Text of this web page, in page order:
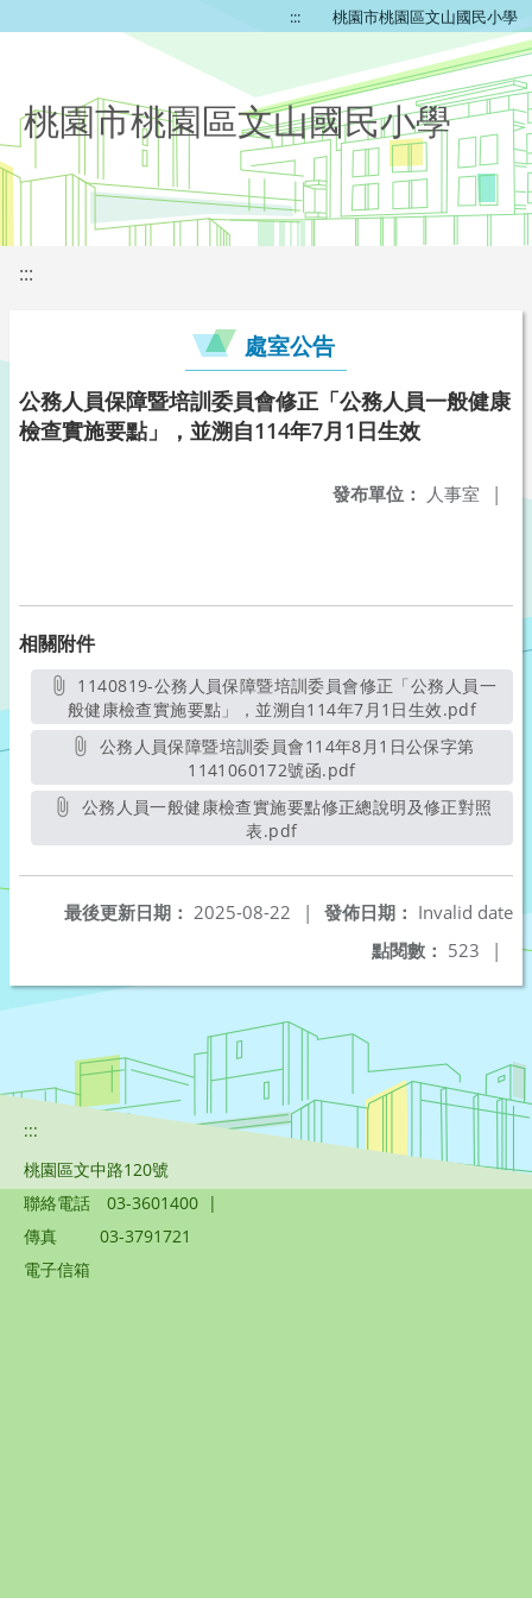
::: 桃園市桃園區文山國民小學
桃園市桃園區文山國民小學
:::
處室公告
公務人員保障暨培訓委員會修正「公務人員一般健康
檢查實施要點」，並溯自114年7月1日生效
發布單位： 人事室 |
相關附件
般健康檢查實施要點」，並溯自114年7月1日生效.pdf另開新
1141060172號函.pdf另開新視窗
表.pdf另開新視窗
發佈日期： Invalid date
最後更新日期： 2025-08-22
|
點閱數： 523 |
:::
桃園區文中路120號
聯絡電話
03-3601400 |
傳真
03-3791721
電子信箱